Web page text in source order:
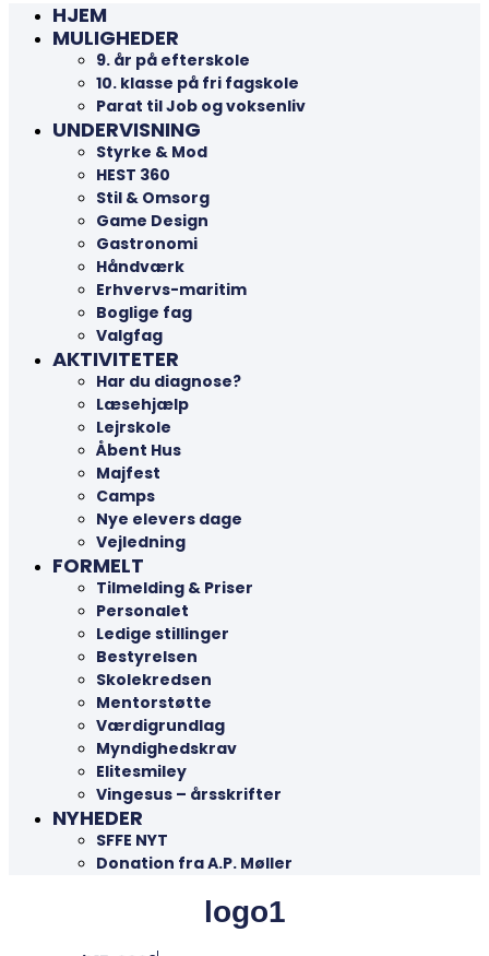
HJEM
MULIGHEDER
9. år på efterskole
10. klasse på fri fagskole
Parat til Job og voksenliv
UNDERVISNING
Styrke & Mod
HEST 360
Stil & Omsorg
Game Design
Gastronomi
Håndværk
Erhvervs-maritim
Boglige fag
Valgfag
AKTIVITETER
Har du diagnose?
Læsehjælp
Lejrskole
Åbent Hus
Majfest
Camps
Nye elevers dage
Vejledning
FORMELT
Tilmelding & Priser
Personalet
Ledige stillinger
Bestyrelsen
Skolekredsen
Mentorstøtte
Værdigrundlag
Myndighedskrav
Elitesmiley
Vingesus – årsskrifter
NYHEDER
SFFE NYT
Donation fra A.P. Møller
logo1